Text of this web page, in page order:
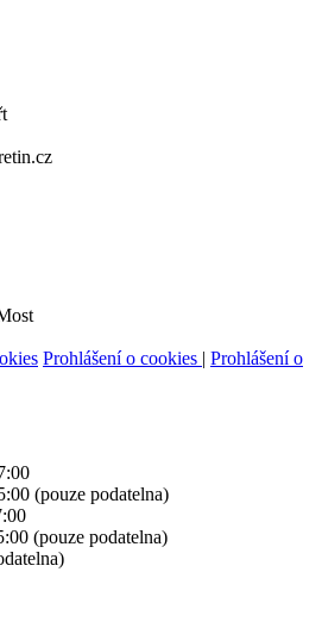
Prohlášení o cookies | Prohlášení o
(pouze podatelna)
(pouze podatelna)